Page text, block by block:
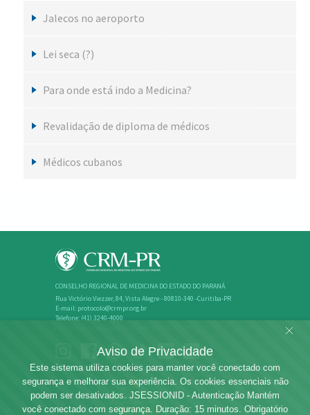
Jalecos no aeroporto
Lei seca (?)
Para onde está indo a Medicina?
Revalidação de diploma de médicos
Médicos cubanos
CONSELHO REGIONAL DE MEDICINA DO ESTADO DO PARANÁ
Rua Victório Viezzer, 84, Vista Alegre - 80810-340 -Curitiba-PR
E-mail: protocolo@crmpr.org.br
Telefone: (41) 3240-4000
Aviso de Privacidade
Este sistema utiliza cookies para manter você conectado com
segurança e melhorar sua experiência. Os cookies essenciais não
podem ser desativados. JSESSIONID - Autenticação Mantém
você conectado com segurança. Duração: 15 minutos. Obrigatório